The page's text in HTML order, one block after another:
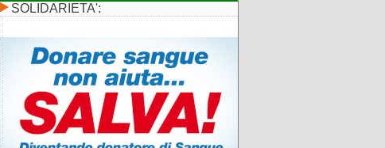
SOLIDARIETA':